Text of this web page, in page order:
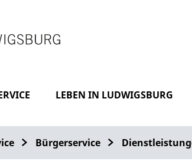
LEBEN IN LUDWIGSBURG
Bürgerservice